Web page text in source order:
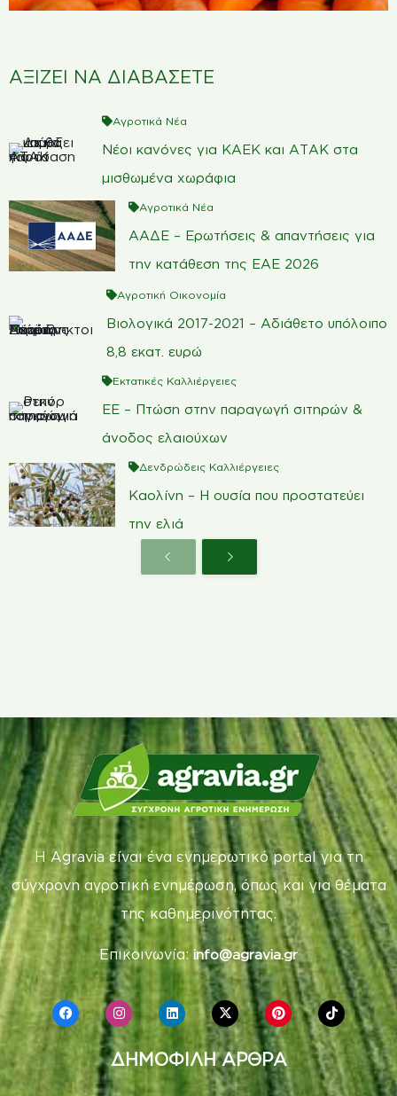
ΑΞΙΖΕΙ ΝΑ ΔΙΑΒΑΣΕΤΕ
Αγροτικά Νέα
Νέοι κανόνες για ΚΑΕΚ και ΑΤΑΚ στα
μισθωμένα χωράφια
Αγροτικά Νέα
ΑΑΔΕ – Ερωτήσεις & απαντήσεις για
την κατάθεση της ΕΑΕ 2026
Αγροτική Οικονομία
Βιολογικά 2017-2021 – Αδιάθετο υπόλοιπο
8,8 εκατ. ευρώ
Εκτατικές Καλλιέργειες
ΕΕ – Πτώση στην παραγωγή σιτηρών &
άνοδος ελαιούχων
Δενδρώδεις Καλλιέργειες
Καολίνη – Η ουσία που προστατεύει
την ελιά
Η Agravia είναι ένα ενημερωτικό portal για τη
σύγχρονη αγροτική ενημέρωση, όπως και για θέματα
της καθημερινότητας.
Επικοινωνία: info@agravia.gr
ΔΗΜΟΦΙΛΗ ΑΡΘΡΑ